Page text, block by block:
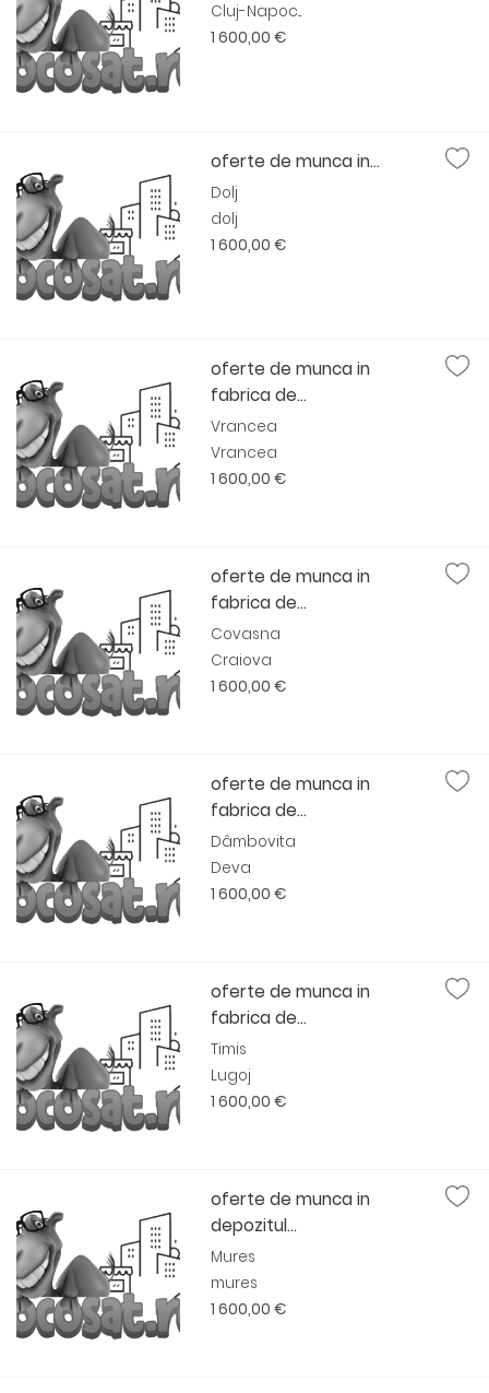
Cluj-Napoc...
1 600,00 €
oferte de munca in...
Dolj
dolj
1 600,00 €
oferte de munca in
fabrica de...
Vrancea
Vrancea
1 600,00 €
oferte de munca in
fabrica de...
Covasna
Craiova
1 600,00 €
oferte de munca in
fabrica de...
Dâmbovita
Deva
1 600,00 €
oferte de munca in
fabrica de...
Timis
Lugoj
1 600,00 €
oferte de munca in
depozitul...
Mures
mures
1 600,00 €